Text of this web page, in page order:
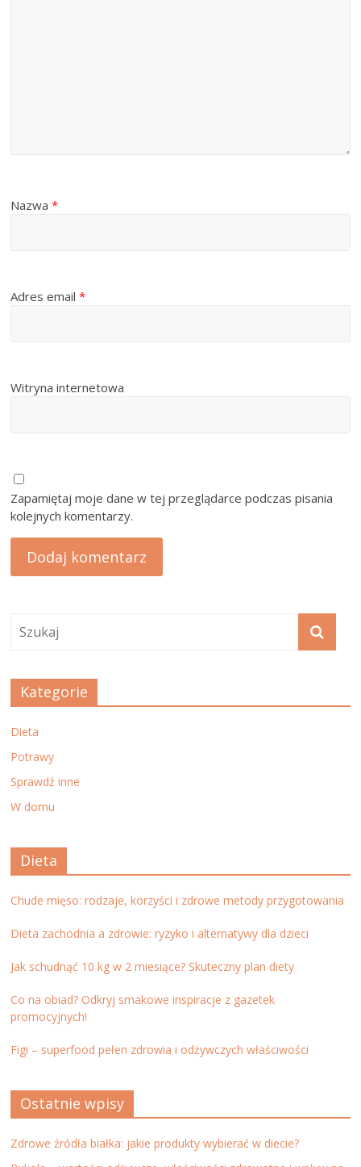
Nazwa*
Adres email*
Witryna internetowa
Zapamiętaj moje dane w tej przeglądarce podczas pisania
kolejnych komentarzy.
Kategorie
Dieta
Potrawy
Sprawdź inne
W domu
Dieta
Chude mięso: rodzaje, korzyści i zdrowe metody przygotowania
Dieta zachodnia a zdrowie: ryzyko i alternatywy dla dzieci
Jak schudnąć 10 kg w 2 miesiące? Skuteczny plan diety
Co na obiad? Odkryj smakowe inspiracje z gazetek
promocyjnych!
Figi – superfood pełen zdrowia i odżywczych właściwości
Ostatnie wpisy
Zdrowe źródła białka: jakie produkty wybierać w diecie?